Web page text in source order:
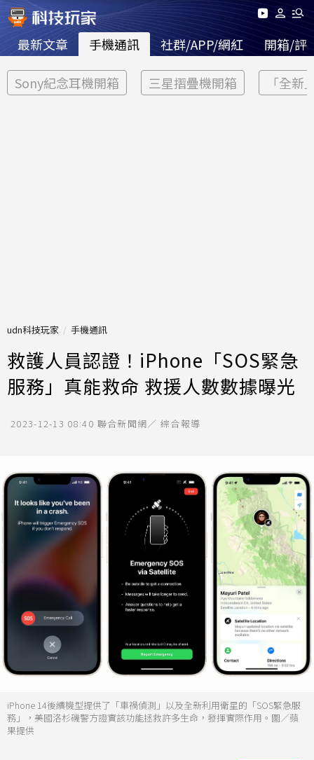
最新文章 手機通訊 社群/APP/網紅 開箱/評
Sony紀念耳機開箱 三星摺疊機開箱 「全新
udn科技玩家 手機通訊
救護人員認證！iPhone「SOS緊急
服務」真能救命 救援人數數據曝光
2023-12-13 08:40 聯合新聞網／ 綜合報導
iPhone 14後續機型提供了「車禍偵測」以及全新利用衛星的「SOS緊急服
務」，美國洛杉磯警方證實該功能拯救許多生命，發揮實際作用。圖／蘋
果提供